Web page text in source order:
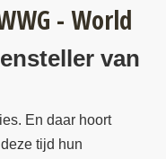
- World
van
En daar hoort
tijd hun